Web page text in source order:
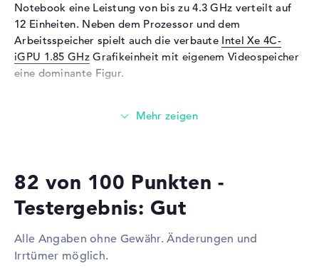
Eingabegeräte
Multi-Touch-Trackpad,
Tastatur
Tastatur
Beleuchtet (hintergrund),
Flüssigkeitsabweisend
Gigabit Ethernet
Bluetooth
5.3
Erweiterung / Konnektivität
Schnittstellen
2 x Thunderbolt 4, 2 x USB 3.2
Notebook eine Leistung von bis zu 4.3 GHz verteilt auf
12 Einheiten. Neben dem Prozessor und dem
Arbeitsspeicher spielt auch die verbaute Intel Xe 4C-
iGPU 1.85 GHzGrafikeinheit mit eigenem Videospeicher
eine dominante Figur.
Arbeitsspeicher (RAM). Ein Erweitern des RAMs ist auf
liefert Platz für eure wichtigen Daten, Filme, Musik und
Diese Schnittstellen und Funkverbindungen sind an
82 von 100 Punkten -
Testergebnis: Gut
Alle Angaben ohne Gewähr. Änderungen und
Irrtümer möglich.